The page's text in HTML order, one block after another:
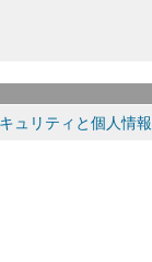
ュリティと個人情